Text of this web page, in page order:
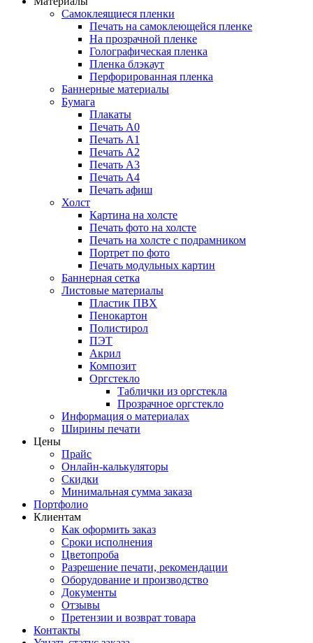
Самоклеящиеся пленки
Печать на самоклеющейся пленке
На прозрачной пленке
Голографическая пленка
Пленка блэкаут
Перфорированная пленка
Баннерные материалы
Бумага
Плакаты
Печать А0
Печать А1
Печать А2
Печать А3
Печать А4
Печать афиш
Холст
Картина на холсте
Печать фото на холсте
Печать на холсте с подрамником
Портрет по фото
Печать модульных картин
Баннерная сетка
Листовые материалы
Пластик ПВХ
Пенокартон
Полистирол
ПЭТ
Акрил
Композит
Оргстекло
Таблички из оргстекла
Прозрачное оргстекло
Информация о материалах
Ширины печати
Цены
Прайс
Онлайн-калькуляторы
Скидки
Минимальная сумма заказа
Портфолио
Клиентам
Как оформить заказ
Сроки исполнения
Цветопроба
Разрешение печати, рекомендации
Оборудование и производство
Документы
Отзывы
Претензии и возврат товара
Контакты